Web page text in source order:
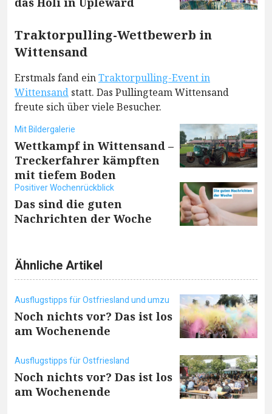
Traktorpulling-Wettbewerb in
Wittensand
Erstmals fand einTraktorpulling-Event in
Wittensand statt. Das Pullingteam Wittensand
freute sich über viele Besucher.
Mit Bildergalerie
Wettkampf in Wittensand –
Treckerfahrer kämpften
mit tiefem Boden
Positiver Wochenrückblick
Das sind die guten
Nachrichten der Woche
Ähnliche Artikel
Ausflugstipps für Ostfriesland und umzu
Noch nichts vor? Das ist los
am Wochenende
Ausflugstipps für Ostfriesland
Noch nichts vor? Das ist los
am Wochenende